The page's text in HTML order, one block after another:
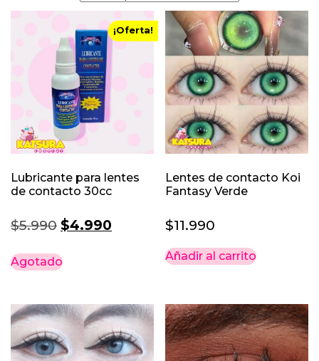
últimos
¡Oferta!
Lubricante para lentes
de contacto 30cc
$5.990 El
original
$5.990.
$4.990
$4.990.
Agotado
Lentes de contacto Koi
Fantasy Verde
$11.990
Añadir al carrito